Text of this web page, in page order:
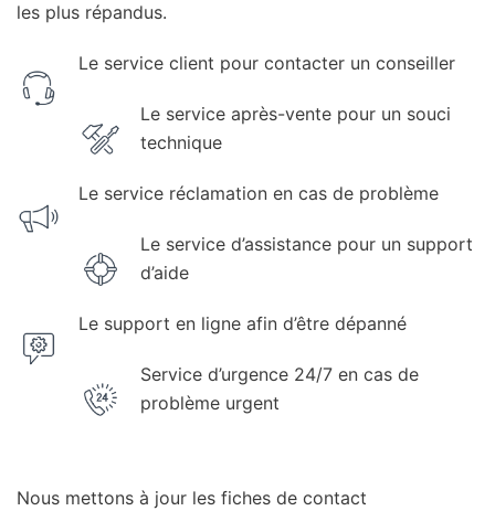
les plus répandus.
Le service client pour contacter un conseiller
Le service après-vente pour un souci
technique
Le service réclamation en cas de problème
Le service d’assistance pour un support
d’aide
Le support en ligne afin d’être dépanné
Service d’urgence 24/7 en cas de
problème urgent
Nous mettons à jour les fiches de contact